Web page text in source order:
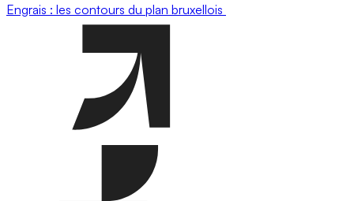
Engrais : les contours du plan bruxellois